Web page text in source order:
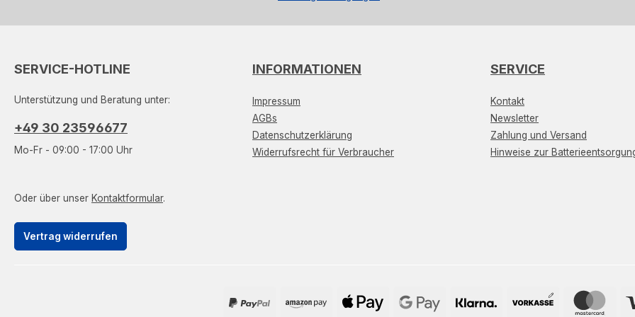
SERVICE-HOTLINE
Unterstützung und Beratung unter:
+49 30 23596677
Mo-Fr - 09:00 - 17:00 Uhr
Oder über unser Kontaktformular.
Vertrag widerrufen
INFORMATIONEN
Impressum
AGBs
Datenschutzerklärung
Widerrufsrecht für Verbraucher
SERVICE
Kontakt
Newsletter
Zahlung und Versand
Hinweise zur